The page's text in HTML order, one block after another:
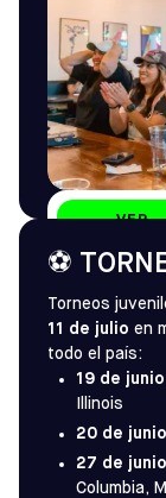
VER
⚽
Torneos
11 de julio en
todo el país:
19 de junio
Illinois
20 de junio
27 de junio
Columbia,